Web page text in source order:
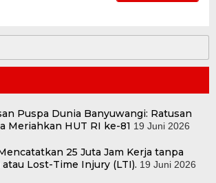
Puspa Dunia Banyuwangi: Ratusan
Meriahkan HUT RI ke-81 19 Juni 2026
25 Juta Jam Kerja tanpa
atau Lost-Time Injury (LTI). 19 Juni 2026